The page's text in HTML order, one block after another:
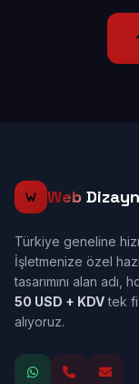
Web Dizayn
Türkiye geneline
İşletmenize özel
tasarımını alan adı,
50 USD + KDVtek
alıyoruz.